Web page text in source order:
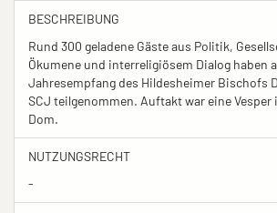
BESCHREIBUNG
Rund 300 geladene Gäste aus Politik,
Ökumene und interreligiösem Dialog haben
Jahresempfang des Hildesheimer Bischofs
SCJ teilgenommen. Auftakt war eine
Dom.
NUTZUNGSRECHT
-